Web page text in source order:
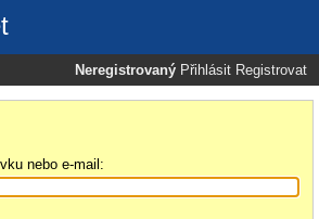
Neregistrovaný Přihlásit Registrovat
nebo e-mail: